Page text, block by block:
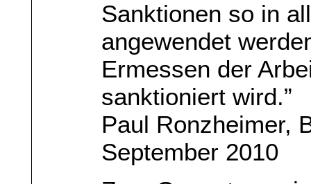
Sanktionen so in
angewendet
Ermessen der
sanktioniert wird.”
Paul Ronzheimer,
September 2010